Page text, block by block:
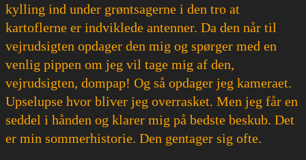
kylling ind under grøntsagerne i den tro at
kartoflerne er indviklede antenner. Da den når til
vejrudsigten opdager den mig og spørger med en
venlig pippen om jeg vil tage mig af den,
vejrudsigten, dompap! Og så opdager jeg kameraet.
Upselupse hvor bliver jeg overrasket. Men jeg får en
seddel i hånden og klarer mig på bedste beskub. Det
er min sommerhistorie. Den gentager sig ofte.